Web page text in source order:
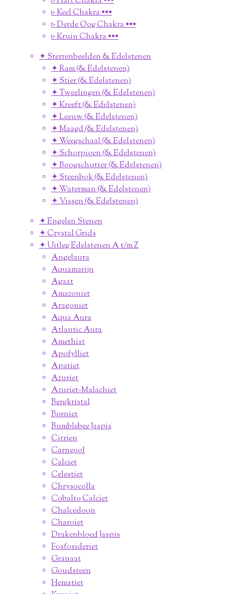
▹ Keel Chakra •••
▹ Derde Oog Chakra •••
▹ Kruin Chakra •••
✦ Sterrenbeelden & Edelstenen
✦ Ram (& Edelstenen)
✦ Stier (& Edelstenen)
✦ Tweelingen (& Edelstenen)
✦ Kreeft (& Edelstenen)
✦ Leeuw (& Edelstenen)
✦ Maagd (& Edelstenen)
✦ Weegschaal (& Edelstenen)
✦ Schorpioen (& Edelstenen)
✦ Boogschutter (& Edelstenen)
✦ Steenbok (& Edelstenen)
✦ Waterman (& Edelstenen)
✦ Vissen (& Edelstenen)
✦ Engelen Stenen
✦ Crystal Grids
✦ Uitleg Edelstenen A t/m Z
Angelaura
Aquamarijn
Agaat
Amazoniet
Aragoniet
Aqua Aura
Atlantic Aura
Amethist
Apofylliet
Apatiet
Azuriet
Azuriet-Malachiet
Bergkristal
Borniet
Bumblebee Jaspis
Citrien
Carneool
Calciet
Celestiet
Chrysocolla
Cobalto Calciet
Chalcedoon
Charoiet
Drakenbloed Jaspis
Fosfosideriet
Granaat
Goudsteen
Hematiet